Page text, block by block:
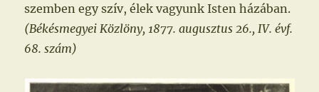
szemben egy szív, élek vagyunk Isten házában.
(Békésmegyei Közlöny, 1877. augusztus 26., IV. évf.
68. szám)